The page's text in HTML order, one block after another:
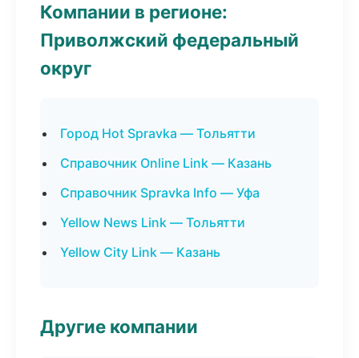
Компании в регионе:
Приволжский федеральный
округ
Город Hot Spravka — Тольятти
Справочник Online Link — Казань
Справочник Spravka Info — Уфа
Yellow News Link — Тольятти
Yellow City Link — Казань
Другие компании